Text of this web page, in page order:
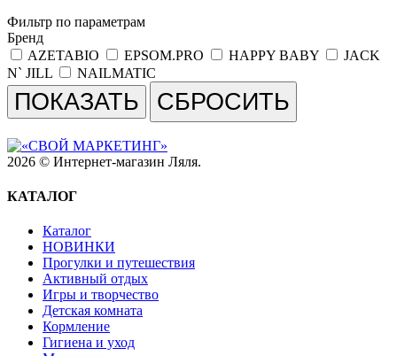
Фильтр по параметрам
Бренд
AZETABIO
EPSOM.PRO HAPPY BABY
JACK
N` JILL
NAILMATIC
СБРОСИТЬ
2026 © Интернет-магазин Ляля.
КАТАЛОГ
Каталог
НОВИНКИ
Прогулки и путешествия
Активный отдых
Игры и творчество
Детская комната
Кормление
Гигиена и уход